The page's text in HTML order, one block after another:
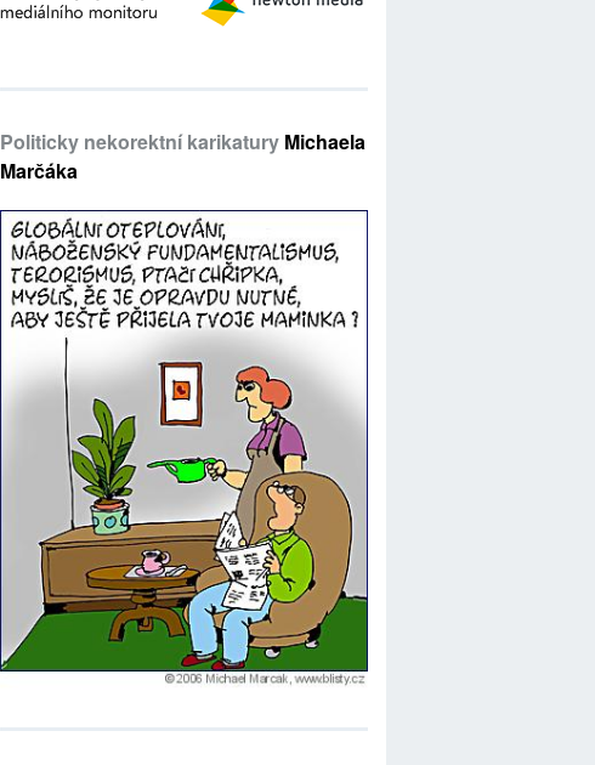
Politicky nekorektní karikatury Michaela
Marčáka